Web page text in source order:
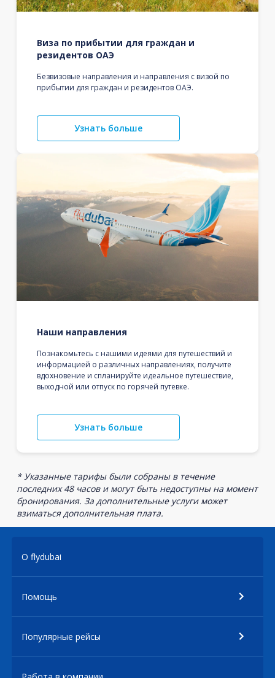
Виза по прибытии для граждан и
резидентов ОАЭ
Безвизовые направления и направления с визой по
прибытии для граждан и резидентов ОАЭ.
Узнать больше
Наши направления
Познакомьтесь с нашими идеями для путешествий и
информацией о различных направлениях, получите
вдохновение и спланируйте идеальное путешествие,
выходной или отпуск по горячей путевке.
Узнать больше
* Указанные тарифы были собраны в течение
последних 48 часов и могут быть недоступны на момент
бронирования. За дополнительные услуги может
взиматься дополнительная плата.
О flydubai
Помощь
Популярные рейсы